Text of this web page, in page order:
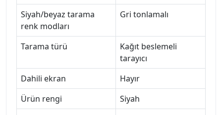
Siyah/beyaz tarama
renk modları
Gri tonlamalı
Tarama türü
Kağıt beslemeli
tarayıcı
Dahili ekran
Hayır
Ürün rengi
Siyah